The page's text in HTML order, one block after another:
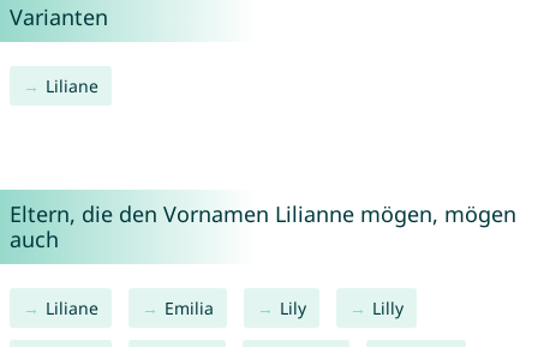
Varianten
Liliane
Eltern, die den Vornamen Lilianne mögen, mögen
auch
Liliane Emilia Lily Lilly